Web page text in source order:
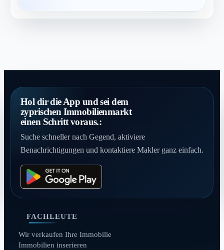
Hol dir die App und sei dem
zyprischen Immobilienmarkt
einen Schritt voraus.:
Suche schneller nach Gegend, aktiviere
Benachrichtigungen und kontaktiere Makler ganz einfach.
FACHLEUTE
Wir verkaufen Ihre Immobilie
Immobilien inserieren